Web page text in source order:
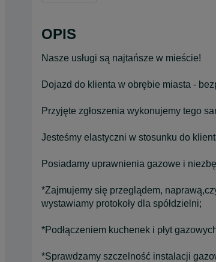
OPIS
Nasze usługi są najtańsze w mieście!
Dojazd do klienta w obrębie miasta -
Przyjęte zgłoszenia wykonujemy tego
Jesteśmy elastyczni w stosunku do
Posiadamy uprawnienia gazowe i
*Zajmujemy się przeglądem,
wystawiamy protokoły dla spółdzielni;
*Podłączeniem kuchenek i płyt
*Sprawdzamy szczelność instalacji